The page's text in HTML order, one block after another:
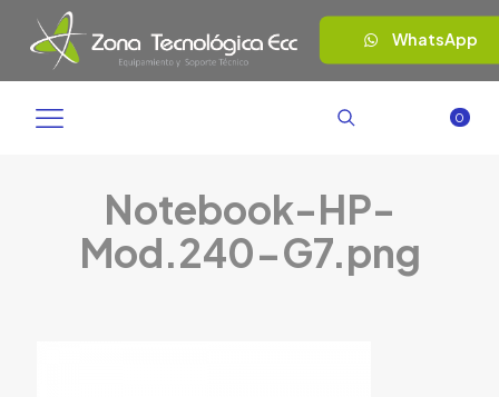
WhatsApp
0
Notebook-HP-
Mod.240-G7.png